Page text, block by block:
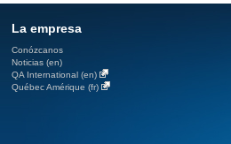
La empresa
Conózcanos
Noticias (en)
QA International (en)
Québec Amérique (fr)